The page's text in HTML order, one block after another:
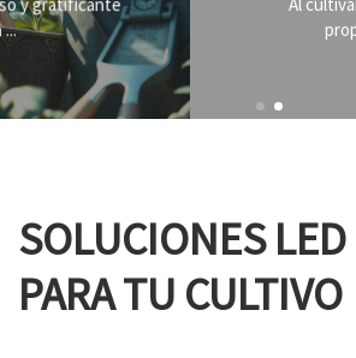
Al cultivar plantas en el interior,
proporcionar el entorno
SOLUCIONES LED
PARA TU CULTIVO